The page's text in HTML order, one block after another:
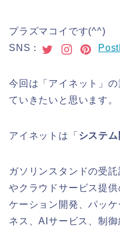
プラズマコイです(^^)
SNS：
今回は「アイネット」
ていきたいと思います。
アイネットは「 システム
ガソリンスタンドの受
やクラウドサービス提
ケーション開発、パッ
ネス、AIサービス、制